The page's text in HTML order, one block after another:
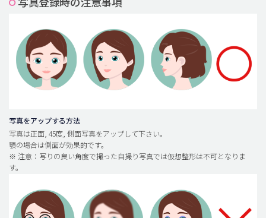
メンズ整形
idリアルストーリー
idニュース
安全整形
料金一覧
ご相談のお問い合わせ
写真をアップする方法
写真は正面, 45度, 側面写真をアップして下さい。
顎の場合は側面が効果的です。
※ 注意：写りの良い角度で撮った自撮り写真では仮想整形は不可となりま
す。